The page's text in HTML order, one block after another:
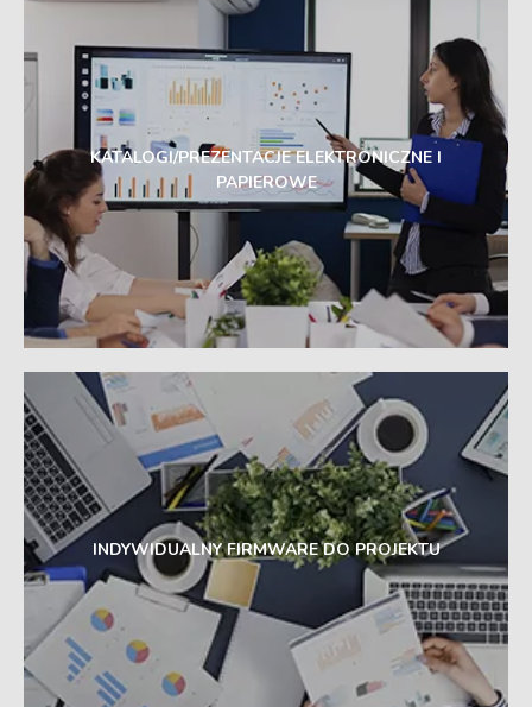
KATALOGI/PREZENTACJE ELEKTRONICZNE I
PAPIEROWE
INDYWIDUALNY FIRMWARE DO PROJEKTU